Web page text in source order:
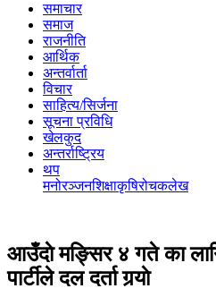
समाचार
समाज
राजनीति
आर्थिक
अन्तर्वार्ता
विचार
साहित्य/सिर्जना
सूचना प्रविधि
खेलकुद
अन्तर्राष्ट्रिय
थप
मनोरञ्‍जनशिक्षाकृषिरोचकलेख
आउँदाे मङ्सिर ४ गते का
पार्टीले दल दर्ता गर्‍याे